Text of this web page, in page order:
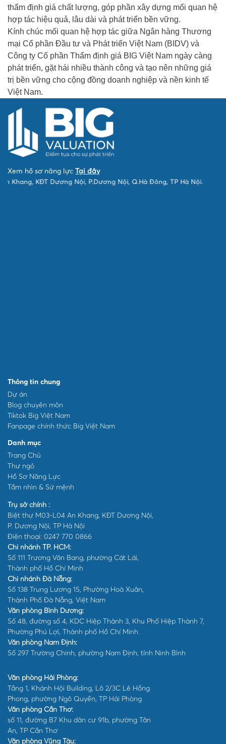
thẩm định giá chất lượng, góp phần xây dựng mối quan hệ
hợp tác hiệu quả, lâu dài và phát triển bền vững.
Kính chúc mối quan hệ hợp tác giữa Ngân hàng Thương
mại Cổ phần Đầu tư và Phát triển Việt Nam (BIDV) và
Công ty Cổ phần Thẩm định giá BIG Việt Nam ngày càng
phát triển, gặt hái nhiều thành công và tạo nên những giá
trị bền vững cho cộng đồng doanh nghiệp và nền kinh tế
Việt Nam.
Xem hồ sơ năng lực Tại đây
Dương Nội, P.Dương Nội, Q.Hà Đông, TP Hà Nội.
Thông tin chung
Dự án
Blog chuyên môn
Tiktok Big Việt Nam
Fanpage chính thức Big Việt Nam
Danh mục
Trang Chủ
Thư ngỏ
Hồ Sơ Năng Lực
Tầm nhìn & Sứ mệnh
Trụ sở chính :
Biệt thự M03-L04 An Khang, KĐT Dương Nội,
P. Dương Nội, TP Hà Nội
Điện thoại: 0247 770 0866
Chi nhánh TP. HCM:
Số 111 Trương Văn Bang, phường Cát Lái,
Thành phố Hồ Chí Minh
Chi nhánh Đà Nẵng:
Số 138 Trung Lương 15, Phường Hoà Xuân,
Thành Phố Đà Nẵng, Việt Nam
Văn phòng Bình Dương:
Số 48, đường số 4, KDC Hiệp Thành 3, Khu Phố Hiệp Thành 7,
Phường Phú Lợi, Thành phố Hồ Chí Minh.
Văn phòng Nam Định:
Số 297 Trường Chinh, phường Nam Định, tỉnh Ninh Bình
Văn phòng Hải Phòng:
Tầng 1, Khánh Hội Building, Lô 2/3C Lê Hồng
Phong, phường Ngô Quyền, TP Hải Phòng
Văn phòng Cần Thơ:
số 11, đường B7 Khu dân cư 91b, phường Tân
An, TP Cần Thơ
Văn phòng Vũng Tàu: